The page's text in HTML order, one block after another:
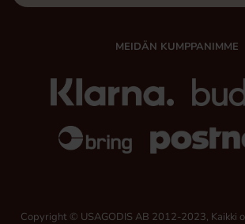
MEIDÄN KUMPPANIMME
Copyright © USAGODIS AB 2012-2023, Kaikki